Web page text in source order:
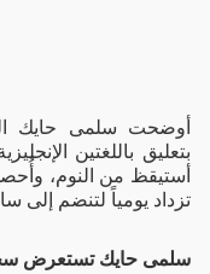
أوضحت سلمى حايك
بتعليق باللغتين
أستيقظ من النوم،
تزداد يومياً لتنضم إلى
سلمى حايك تستعرض